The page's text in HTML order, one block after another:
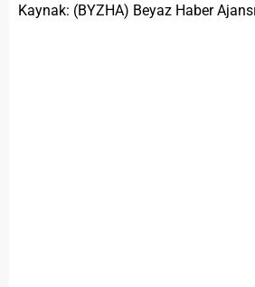
Kaynak: (BYZHA) Beyaz Haber Ajansı